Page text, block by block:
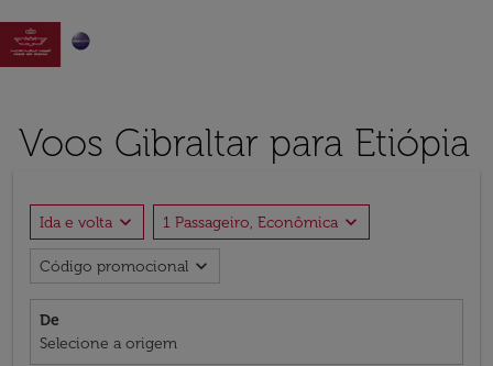

Voos Gibraltar para Etiópia
Ida e volta expand_more 1 Passageiro, Econômica expand_more
Código promocional expand_more
De
Selecione a origem